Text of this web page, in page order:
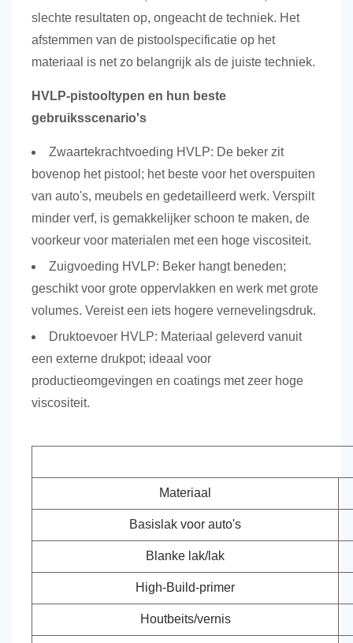
slechte resultaten op, ongeacht de techniek. Het
afstemmen van de pistoolspecificatie op het
materiaal is net zo belangrijk als de juiste techniek.
HVLP-pistooltypen en hun beste
gebruiksscenario's
Zwaartekrachtvoeding HVLP: De beker zit
bovenop het pistool; het beste voor het overspuiten
van auto's, meubels en gedetailleerd werk. Verspilt
minder verf, is gemakkelijker schoon te maken, de
voorkeur voor materialen met een hoge viscositeit.
Zuigvoeding HVLP: Beker hangt beneden;
geschikt voor grote oppervlakken en werk met grote
volumes. Vereist een iets hogere vernevelingsdruk.
Druktoevoer HVLP: Materiaal geleverd vanuit
een externe drukpot; ideaal voor
productieomgevingen en coatings met zeer hoge
viscositeit.
Materiaal
Basislak voor auto's
Blanke lak/lak
High-Build-primer
Houtbeits/vernis